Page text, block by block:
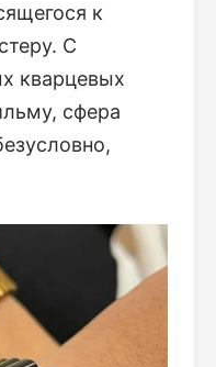
к
С
кварцевых
сфера